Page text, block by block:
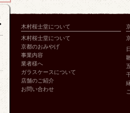
木村桜士堂について
木村桜士堂について
京都のおみやげ
事業内容
業者様へ
ガラスケースについて
店舗のご紹介
お問い合わせ